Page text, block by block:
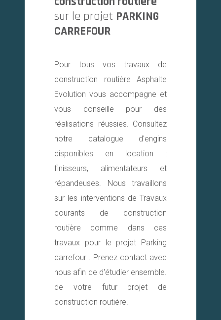
sur le projet PARKING
CARREFOUR
Pour tous vos travaux de
construction routière Asphalte
Evolution vous accompagne et
vous conseille pour des
réalisations réussies. Consultez
notre catalogue d'engins
disponibles en location :
finisseurs, alimentateurs et
répandeuses. Nous travaillons
sur les interventions de Travaux
courants de construction
routière comme dans ces
travaux pour le projet Parking
carrefour . Prenez contact avec
nous afin de d'étudier ensemble.
de votre futur projet de
construction routière.